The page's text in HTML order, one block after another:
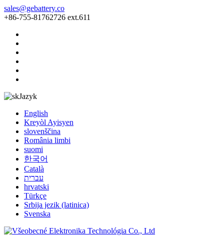
sales@gebattery.co
+86-755-81762726 ext.611
Jazyk
English
Kreyòl Ayisyen
slovenščina
România limbi
suomi
한국어
Català
עברית
hrvatski
Türkçe
Srbija jezik (latinica)
Svenska